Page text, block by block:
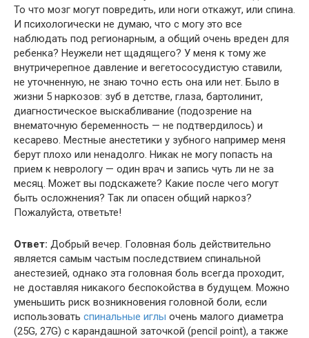
То что мозг могут повредить, или ноги откажут, или спина.
И психологически не думаю, что с могу это все
наблюдать под регионарным, а общий очень вреден для
ребенка? Неужели нет щадящего? У меня к тому же
внутричерепное давление и вегетососудистую ставили,
не уточненную, не знаю точно есть она или нет. Было в
жизни 5 наркозов: зуб в детстве, глаза, бартолинит,
диагностическое выскабливание (подозрение на
внематочную беременность — не подтвердилось) и
кесарево. Местные анестетики у зубного например меня
берут плохо или ненадолго. Никак не могу попасть на
прием к неврологу — один врач и запись чуть ли не за
месяц. Может вы подскажете? Какие после чего могут
быть осложнения? Так ли опасен общий наркоз?
Пожалуйста, ответьте!
Ответ: Добрый вечер. Головная боль действительно
является самым частым последствием спинальной
анестезией, однако эта головная боль всегда проходит,
не доставляя никакого беспокойства в будущем. Можно
уменьшить риск возникновения головной боли, если
использовать спинальные иглы очень малого диаметра
(25G, 27G) с карандашной заточкой (pencil point), а также